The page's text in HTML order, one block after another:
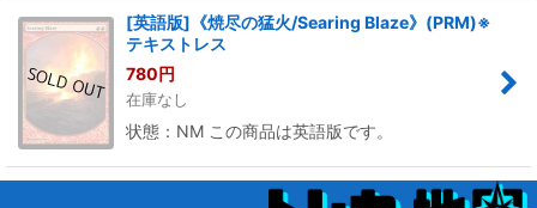
[英語版]《焼尽の猛火/Searing Blaze》(PRM)※
テキストレス
780円
在庫なし
状態：NM この商品は英語版です。